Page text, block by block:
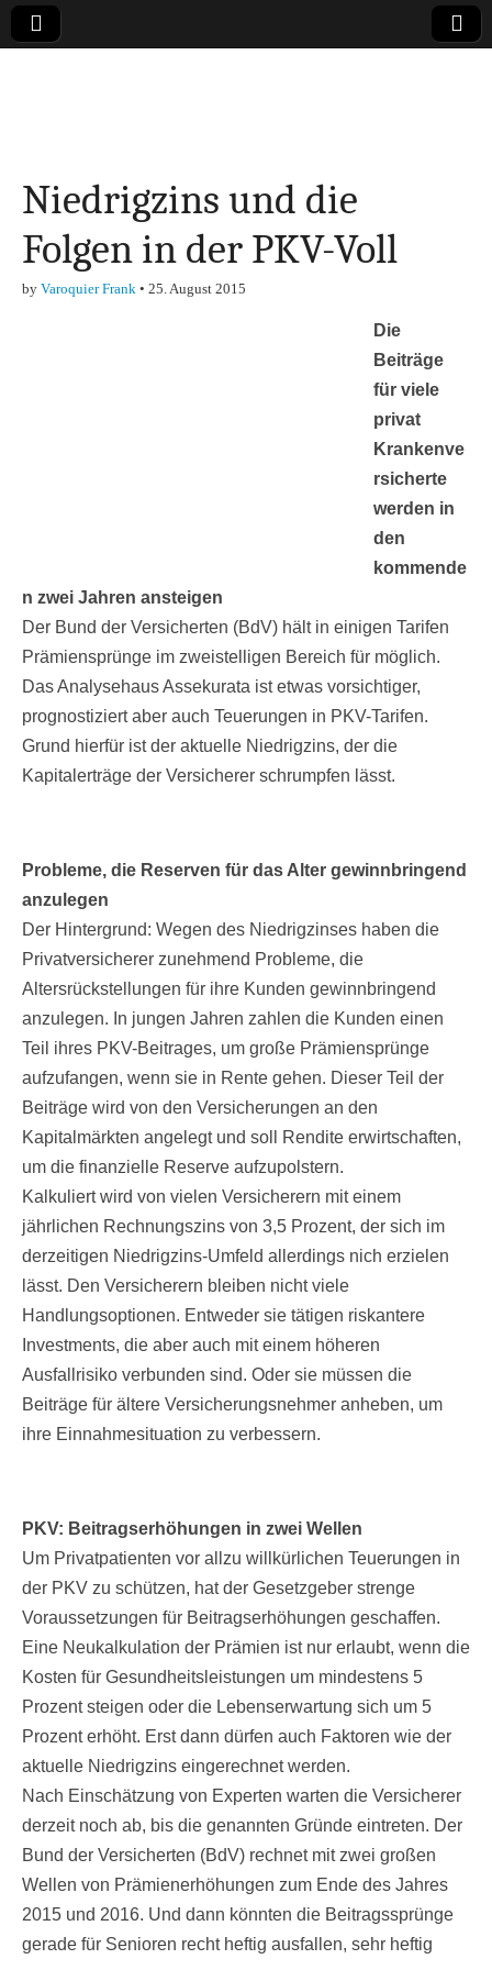
Finanzen,
Marketing-, Vertrieb-
& Investment-Tipps
Niedrigzins und die
Folgen in der PKV-Voll
by Varoquier Frank • 25. August 2015
Die
Beiträge
für viele
privat
Krankenve
rsicherte
werden in
den
kommende
n zwei Jahren ansteigen
Der Bund der Versicherten (BdV) hält in einigen Tarifen
Prämiensprünge im zweistelligen Bereich für möglich.
Das Analysehaus Assekurata ist etwas vorsichtiger,
prognostiziert aber auch Teuerungen in PKV-Tarifen.
Grund hierfür ist der aktuelle Niedrigzins, der die
Kapitalerträge der Versicherer schrumpfen lässt.
Probleme, die Reserven für das Alter gewinnbringend
anzulegen
Der Hintergrund: Wegen des Niedrigzinses haben die
Privatversicherer zunehmend Probleme, die
Altersrückstellungen für ihre Kunden gewinnbringend
anzulegen. In jungen Jahren zahlen die Kunden einen
Teil ihres PKV-Beitrages, um große Prämiensprünge
aufzufangen, wenn sie in Rente gehen. Dieser Teil der
Beiträge wird von den Versicherungen an den
Kapitalmärkten angelegt und soll Rendite erwirtschaften,
um die finanzielle Reserve aufzupolstern.
Kalkuliert wird von vielen Versicherern mit einem
jährlichen Rechnungszins von 3,5 Prozent, der sich im
derzeitigen Niedrigzins-Umfeld allerdings nich erzielen
lässt. Den Versicherern bleiben nicht viele
Handlungsoptionen. Entweder sie tätigen riskantere
Investments, die aber auch mit einem höheren
Ausfallrisiko verbunden sind. Oder sie müssen die
Beiträge für ältere Versicherungsnehmer anheben, um
ihre Einnahmesituation zu verbessern.
PKV: Beitragserhöhungen in zwei Wellen
Um Privatpatienten vor allzu willkürlichen Teuerungen in
der PKV zu schützen, hat der Gesetzgeber strenge
Voraussetzungen für Beitragserhöhungen geschaffen.
Eine Neukalkulation der Prämien ist nur erlaubt, wenn die
Kosten für Gesundheitsleistungen um mindestens 5
Prozent steigen oder die Lebenserwartung sich um 5
Prozent erhöht. Erst dann dürfen auch Faktoren wie der
aktuelle Niedrigzins eingerechnet werden.
Nach Einschätzung von Experten warten die Versicherer
derzeit noch ab, bis die genannten Gründe eintreten. Der
Bund der Versicherten (BdV) rechnet mit zwei großen
Wellen von Prämienerhöhungen zum Ende des Jahres
2015 und 2016. Und dann könnten die Beitragssprünge
gerade für Senioren recht heftig ausfallen, sehr heftig